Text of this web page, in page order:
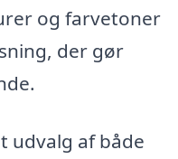
og farvetoner
der gør
udvalg af både